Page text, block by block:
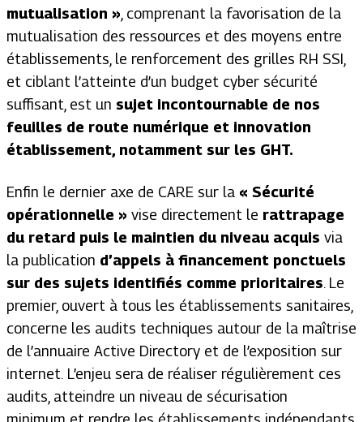
mutualisation » , comprenant la favorisation de la
mutualisation des ressources et des moyens entre
établissements, le renforcement des grilles RH SSI,
et ciblant l’atteinte d’un budget cyber sécurité
suffisant, est un sujet incontournable de nos
feuilles de route numérique et innovation
établissement, notamment sur les GHT.
Enfin le dernier axe de CARE sur la « Sécurité
opérationnelle » vise directement le rattrapage
du retard puis le maintien du niveau acquis via
la publication d’appels à financement ponctuels
sur des sujets identifiés comme prioritaires. Le
premier, ouvert à tous les établissements sanitaires,
concerne les audits techniques autour de la maîtrise
de l’annuaire Active Directory et de l’exposition sur
internet. L’enjeu sera de réaliser régulièrement ces
audits, atteindre un niveau de sécurisation